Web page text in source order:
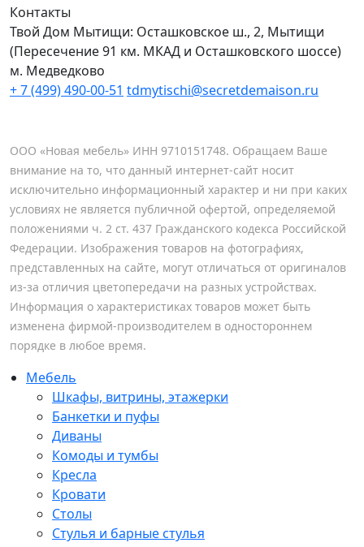
Контакты
Твой Дом Мытищи: Осташковское ш., 2, Мытищи
(Пересечение 91 км. МКАД и Осташковского шоссе)
м. Медведково
+ 7 (499) 490-00-51 tdmytischi@secretdemaison.ru
ООО «Новая мебель» ИНН 9710151748. Обращаем Ваше
внимание на то, что данный интернет-сайт носит
исключительно информационный характер и ни при каких
условиях не является публичной офертой, определяемой
положениями ч. 2 ст. 437 Гражданского кодекса Российской
Федерации. Изображения товаров на фотографиях,
представленных на сайте, могут отличаться от оригиналов
из-за отличия цветопередачи на разных устройствах.
Информация о характеристиках товаров может быть
изменена фирмой-производителем в одностороннем
порядке в любое время.
Мебель
Шкафы, витрины, этажерки
Банкетки и пуфы
Диваны
Комоды и тумбы
Кресла
Кровати
Столы
Стулья и барные стулья